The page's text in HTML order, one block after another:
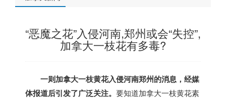
“恶魔之花”入侵河南,郑州或会“失控”,
加拿大一枝花有多毒?
一则加拿大一枝黄花入侵河南郑州的消息，经媒
体报道后引发了广泛关注。 要知道加拿大一枝黄花素